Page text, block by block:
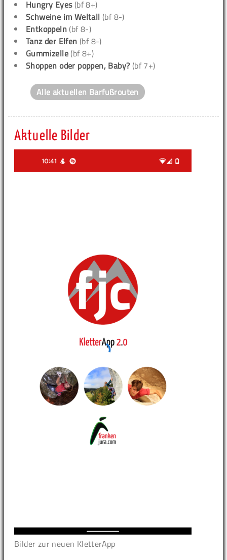
Hungry Eyes(bf 8+)
Schweine im Weltall (bf 8-)
Entkoppeln (bf 8-)
Tanz der Elfen (bf 8-)
Gummizelle (bf 8+)
Shoppen oder poppen, Baby? (bf 7+)
Alle aktuellen Barfußrouten
Aktuelle Bilder
Bilder zur neuen KletterApp